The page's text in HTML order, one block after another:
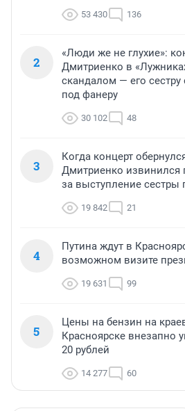
53 430 136
2
«Люди же не глухие»:
Дмитриенко в
скандалом — его
под фанеру
30 102 48
3
Когда концерт
Дмитриенко извинился
за выступление сестры
19 842 21
4
Путина ждут в
возможном визите
19 631 99
5
Цены на бензин на
Красноярске внезапно
20 рублей
14 277 60